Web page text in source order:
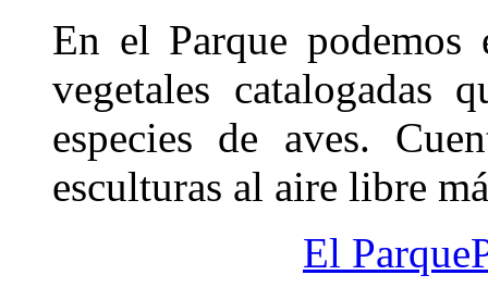
En el Parque podemos
vegetales
especies de aves.
esculturas al aire libre
El Parque